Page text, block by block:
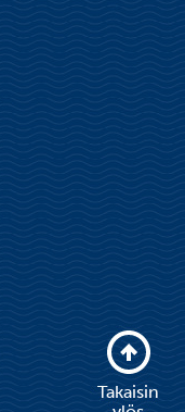
Takaisin